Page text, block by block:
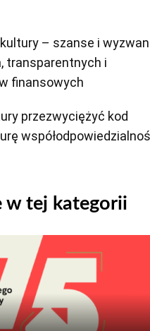
– szanse i
transparentnych i
finansowych
przezwyciężyć kod
w tej kategorii